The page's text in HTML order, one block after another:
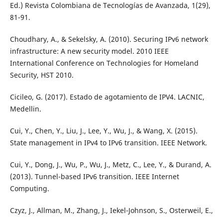
Ed.) Revista Colombiana de Tecnologías de Avanzada, 1(29),
81-91.
Choudhary, A., & Sekelsky, A. (2010). Securing IPv6 network
infrastructure: A new security model. 2010 IEEE
International Conference on Technologies for Homeland
Security, HST 2010.
Cicileo, G. (2017). Estado de agotamiento de IPV4. LACNIC,
Medellin.
Cui, Y., Chen, Y., Liu, J., Lee, Y., Wu, J., & Wang, X. (2015).
State management in IPv4 to IPv6 transition. IEEE Network.
Cui, Y., Dong, J., Wu, P., Wu, J., Metz, C., Lee, Y., & Durand, A.
(2013). Tunnel-based IPv6 transition. IEEE Internet
Computing.
Czyz, J., Allman, M., Zhang, J., Iekel-Johnson, S., Osterweil, E.,